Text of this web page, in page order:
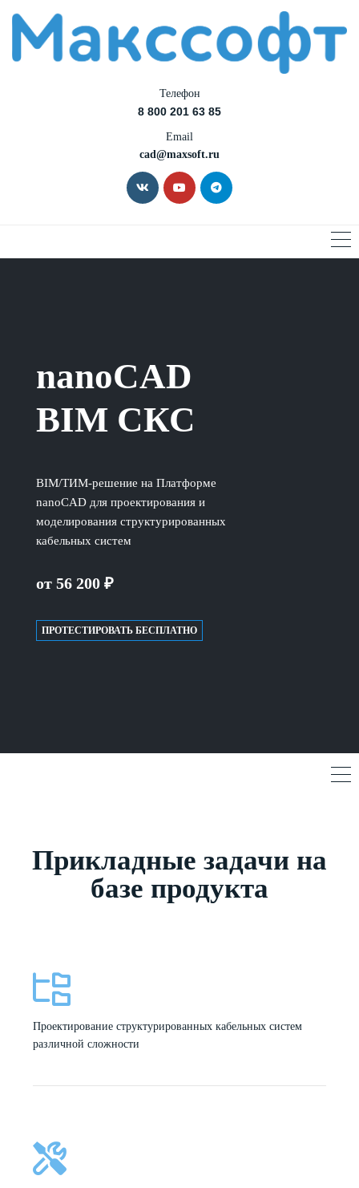
Телефон
8 800 201 63 85
Email
cad@maxsoft.ru
nanoCAD
BIM СКС
BIM/ТИМ-решение на Платформе
nanoCAD для проектирования и
моделирования структурированных
кабельных систем
от 56 200 ₽
ПРОТЕСТИРОВАТЬ БЕСПЛАТНО
Прикладные задачи на
базе продукта
Проектирование структурированных кабельных систем
различной сложности